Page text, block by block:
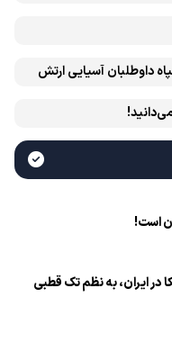
داوطلبان آسیایی ارتش
است!
ایران، به نظم تک قطبی